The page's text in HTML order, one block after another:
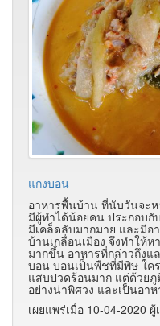
แกงบอน
อาหารพื้นบ้าน ที่นับวันจะ
มีผู้ทำได้น้อยคน ประกอบกั
มีเคล็ดลับมากมาย และมีอ
บ้านเกลื่อนเมือง จึงทำให้
มากขึ้น อาหารที่กล่าวถึงแ
บอน บอนเป็นพืชที่มีพิษ ใค
แสบปวดร้อนมาก แต่ด้วย
อย่างน่าพิศวง และเป็นอา
เผยแพร่เมื่อ 10-04-2020